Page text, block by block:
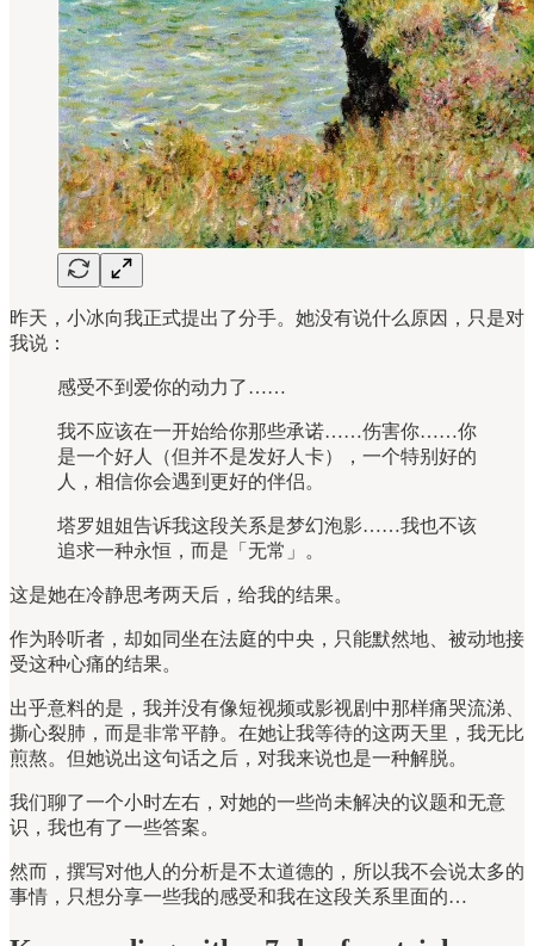
昨天，小冰向我正式提出了分手。她没有说什么原因，只是对
我说：
感受不到爱你的动力了……
我不应该在一开始给你那些承诺……伤害你……你
是一个好人（但并不是发好人卡），一个特别好的
人，相信你会遇到更好的伴侣。
塔罗姐姐告诉我这段关系是梦幻泡影……我也不该
追求一种永恒，而是「无常」。
这是她在冷静思考两天后，给我的结果。
作为聆听者，却如同坐在法庭的中央，只能默然地、被动地接
受这种心痛的结果。
出乎意料的是，我并没有像短视频或影视剧中那样痛哭流涕、
撕心裂肺，而是非常平静。在她让我等待的这两天里，我无比
煎熬。但她说出这句话之后，对我来说也是一种解脱。
我们聊了一个小时左右，对她的一些尚未解决的议题和无意
识，我也有了一些答案。
然而，撰写对他人的分析是不太道德的，所以我不会说太多的
事情，只想分享一些我的感受和我在这段关系里面的…